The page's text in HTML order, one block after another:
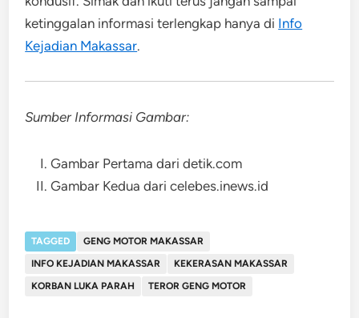
ketinggalan informasi terlengkap hanya di Info
Kejadian Makassar.
Sumber Informasi Gambar:
Gambar Pertama dari detik.com
Gambar Kedua dari celebes.inews.id
TAGGED
GENG MOTOR MAKASSAR
INFO KEJADIAN MAKASSAR
KEKERASAN MAKASSAR
KORBAN LUKA PARAH
TEROR GENG MOTOR